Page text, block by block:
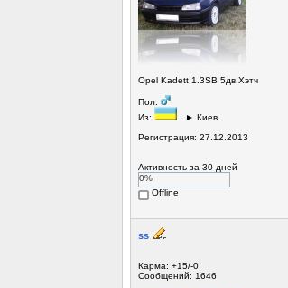
Opel Kadett 1.3SB 5дв.Хэтч
Пол:
Из:
, ► Киев
Регистрация: 27.12.2013
Активность за 30 дней
0%
Offline
ss
Карма: +15/-0
Сообщений: 1646